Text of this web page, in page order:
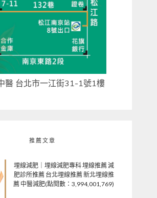
醫 台北市一江街31-1號1樓
推薦文章
埋線減肥｜埋線減肥專科 埋線推薦 減
肥診所推薦 台北埋線推薦 新北埋線推
薦 中醫減肥(點閱數：3,994,001,769)